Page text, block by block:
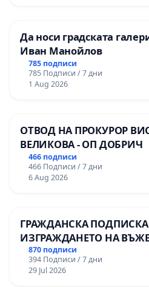
Да носи градската
Иван Манойлов
785 подписи
785 Подписи / 7 дни
1 Aug 2026
ОТВОД НА ПРОКУРОР
ВЕЛИКОВА - ОП ДОБРИЧ
466 подписи
466 Подписи / 7 дни
6 Aug 2026
ГРАЖДАНСКА
ИЗГРАЖДАНЕТО НА
НА ТЕРИТОРИЯТА НА
ЗАБЕЛЕЖИТЕЛНОСТ
ОСВОБОДИТЕЛИТЕ“
870 подписи
394 Подписи / 7 дни
29 Jul 2026